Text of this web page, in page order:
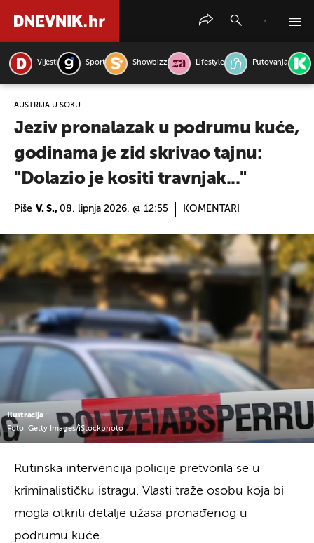
Vijesti Sport Showbizz Lifestyle Putovanja
AUSTRIJA U ŠOKU
Jeziv pronalazak u podrumu kuće,
godinama je zid skrivao tajnu:
"Dolazio je kositi travnjak..."
Piše V. S., 08. lipnja 2026. @ 12:55 KOMENTARI
Ilustracija
Foto: Getty Images/iStockphoto
Rutinska intervencija policije pretvorila se u
kriminalističku istragu. Vlasti traže osobu koja bi
mogla otkriti detalje užasa pronađenog u
podrumu kuće.
PRETRAŽITE VIJESTI